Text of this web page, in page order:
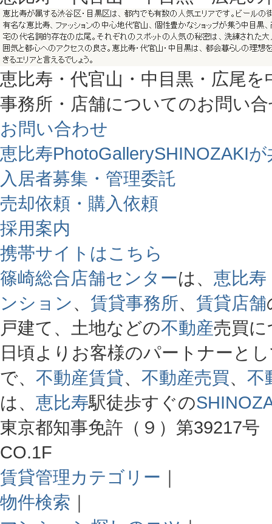
恵比寿・代官山・中目黒・広尾
事務所・店舗についてのお問い
お問い合わせ
恵比寿PhotoGallerySHINOZAKI
入居者募集・管理委託
売却依頼・購入依頼
採用案内
携帯サイトはこちら
篠崎総合店舗センターは、 恵比寿
ンション、 賃貸事務所、 賃貸店舗
戸建て、土地などの不動産売買
日頃よりお客様のパートナーと
で、 不動産賃貸、 不動産売買、 不
は、 恵比寿駅徒歩すぐの
東京都知事免許（９）第39217
CO.1F
賃貸管理カテゴリー ｜
物件検索 ｜